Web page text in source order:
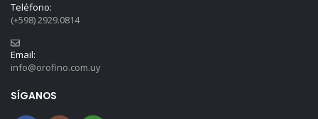
Teléfono:
(+598) 2929.0814
Email:
info@orofino.com.uy
SÍGANOS